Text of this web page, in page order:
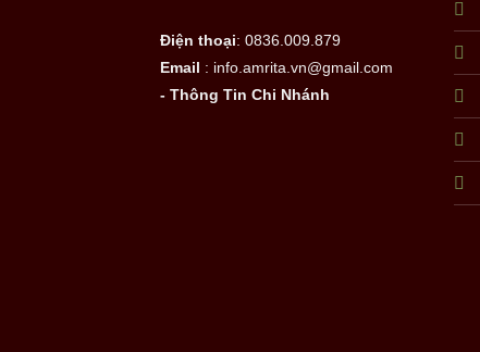
Điện thoại: 0836.009.879
Email
: info.amrita.vn@gmail.com
- Thông Tin Chi Nhánh